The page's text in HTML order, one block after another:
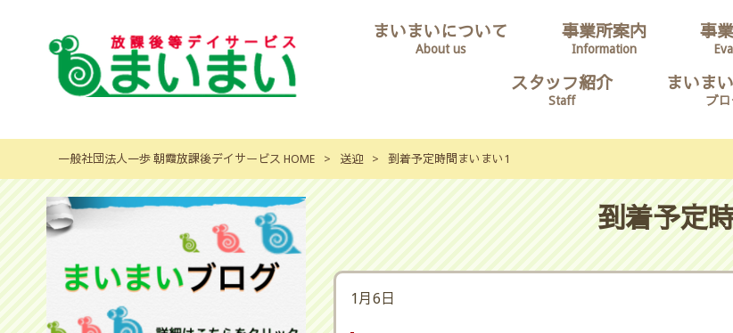
まいまいについて
About us
事業所案内
Information
事
スタッフ紹介
Staff
まいま
ブ
一般社団法人一歩 朝霞放課後デイサービス HOME > 送迎 > 到着予定時間まいまい1
到着予定
1月6日